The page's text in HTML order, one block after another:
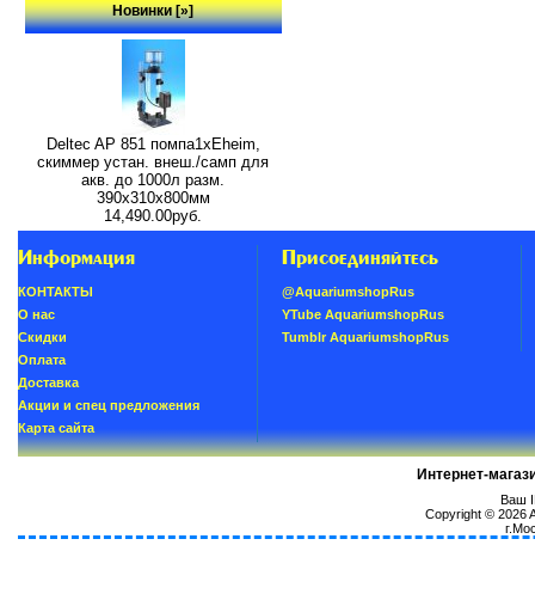
Новинки [»]
Deltec AP 851 помпа1xEheim,
скиммер устан. внеш./самп для
акв. до 1000л разм.
390х310х800мм
14,490.00руб.
Информация
КОНТАКТЫ
О нас
Скидки
Oплатa
Доставка
Акции и спец предложения
Карта сайта
Присоединяйтесь
@AquariumshopRus
YTube AquariumshopRus
Tumblr AquariumshopRus
Интернет-
Ваш
Copyright © 2026